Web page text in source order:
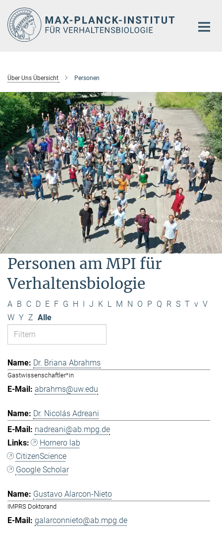
Hauptinhalt
Über Uns Übersicht Personen
Personen am MPI für
Verhaltensbiologie
A B C D E F G H J K L M N O P Q R S T v V
W Y Z Alle
Dr. Briana Abrahms
Gastwissenschaftler*in
abrahms@uw.edu
Dr. Nicolás Adreani
nadreani@ab.mpg.de
Hornero lab
CitizenScience
Google Scholar
Gustavo Alarcon-Nieto
IMPRS Doktorand
galarconnieto@ab.mpg.de